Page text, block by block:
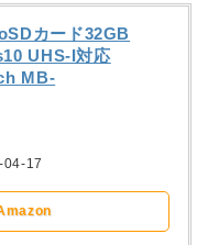
カード32GB
UHS-I対応
MB-
04-17